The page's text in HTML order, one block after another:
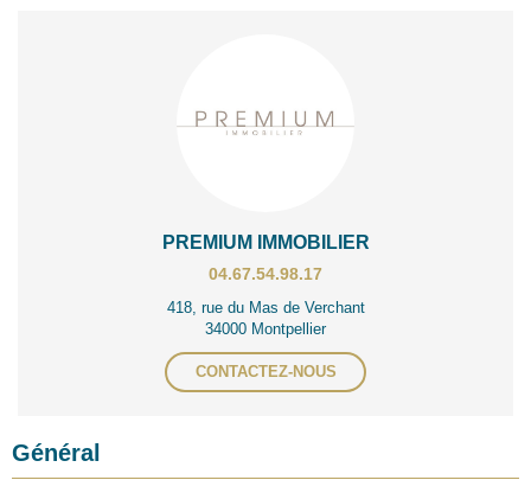
PREMIUM IMMOBILIER
04.67.54.98.17
418, rue du Mas de Verchant
34000 Montpellier
CONTACTEZ-NOUS
Général